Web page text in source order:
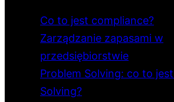
Co to jest compliance?
Zarządzanie zapasami w
przedsiębiorstwie
Problem Solving: co to
Solving?